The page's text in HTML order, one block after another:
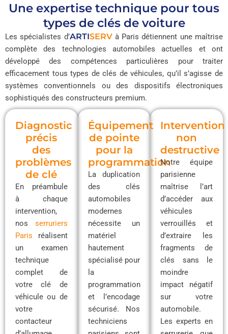
Une expertise technique pour tous
types de clés de voiture
Les spécialistes d’ARTISERVà Paris détiennent une maîtrise
complète des technologies automobiles actuelles et ont
développé des compétences particulières pour traiter
efficacement tous types de clés de véhicules, qu’il s’agisse de
systèmes conventionnels ou des dispositifs électroniques
sophistiqués des constructeurs premium.
Diagnostic
précis
des
problèmes
de clé
En préambule
à chaque
intervention,
nos serruriers
Paris réalisent
un examen
technique
complet de
votre clé de
véhicule ou de
votre
contacteur
Équipement
de pointe
pour la
programmation
La duplication
des clés
automobiles
modernes
nécessite un
matériel
hautement
spécialisé pour
la
programmation
et l’encodage
sécurisé. Nos
techniciens
Intervention
non
destructive
Notre équipe
parisienne
maîtrise l’art
d’accéder aux
véhicules
verrouillés et
d’extraire les
fragments de
clés sans le
moindre
impact négatif
sur votre
automobile.
Les experts en